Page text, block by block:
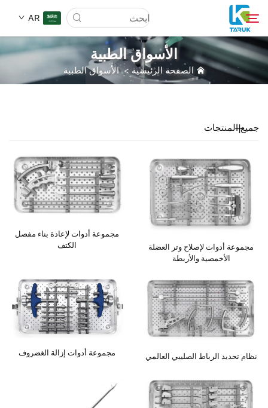
AR
لماذا TARUK
أخبار وأحداث
من نحن
مدونة
اتصل بنا
الأسواق الطبية
الصفحة الرئيسية >الأسواق الطبية
جميع المنتجات
مجموعة أدوات لإصلاح وتر العضلة
الأخمصية والأربطة
مجموعة أدوات لإعادة بناء مفصل
الكتف
نظام تحديد الرباط الصليبي العالمي مجموعة أدوات إزالة الغضروف